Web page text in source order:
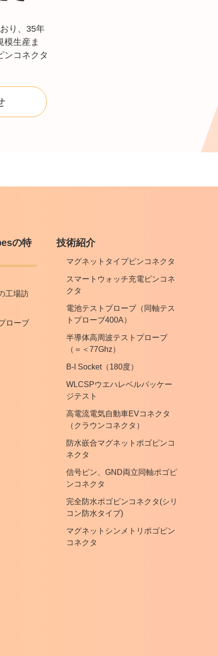
り、35年
模生産ま
ンコネクタ
の特
工場訪
ローブ
技術紹介
マグネットタイプピンコネクタ
スマートウォッチ充電ピンコネ
クタ
電池テストプローブ（同軸テス
トプローブ400A）
半導体高周波テストプローブ
（＝＜77Ghz）
B-I Socket（180度）
WLCSPウエハレベルパッケー
ジテスト
高電流電気自動車EVコネクタ
（クラウンコネクタ）
防水嵌合マグネットポゴピンコ
ネクタ
信号ピン、GND両立同軸ポゴピ
ンコネクタ
完全防水ポゴピンコネクタ(シリ
コン防水タイプ)
マグネットシンメトリポゴピン
コネクタ